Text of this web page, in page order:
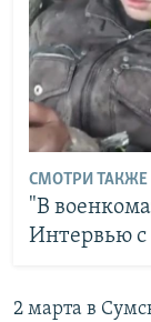
СМОТРИ ТАКЖЕ
"В
Интервью с
2 марта в